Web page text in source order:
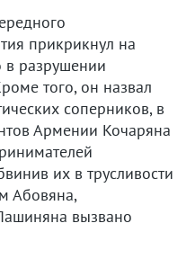
прикрикнул на
разрушении
того, он назвал
соперников, в
Армении Кочаряна
их в трусливости
Абовяна,
вызвано